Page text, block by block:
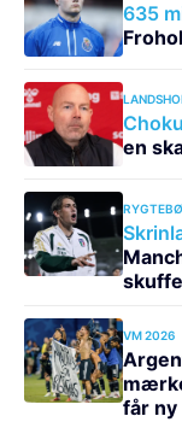
635
en
VM 2026
får ny